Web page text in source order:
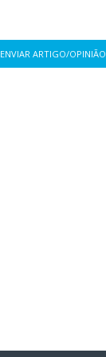
ENVIAR ARTIGO/OPINIÃO